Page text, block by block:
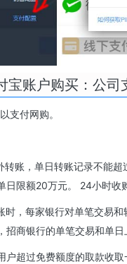
宝账户购买：公司
支付网购。
转账，单日转账记录不能
日限额20万元。 24小时收
时，每家银行对单笔交易
招商银行的单笔交易和单日
户超过免费额度的取款收